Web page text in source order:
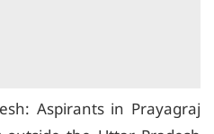
Aspirants in Prayagraj